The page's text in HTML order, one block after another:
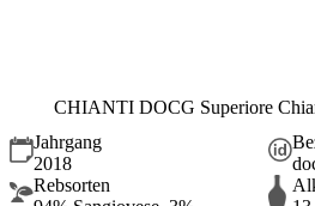
CHIANTI DOCG Superiore
Jahrgang
2018
Rebsorten